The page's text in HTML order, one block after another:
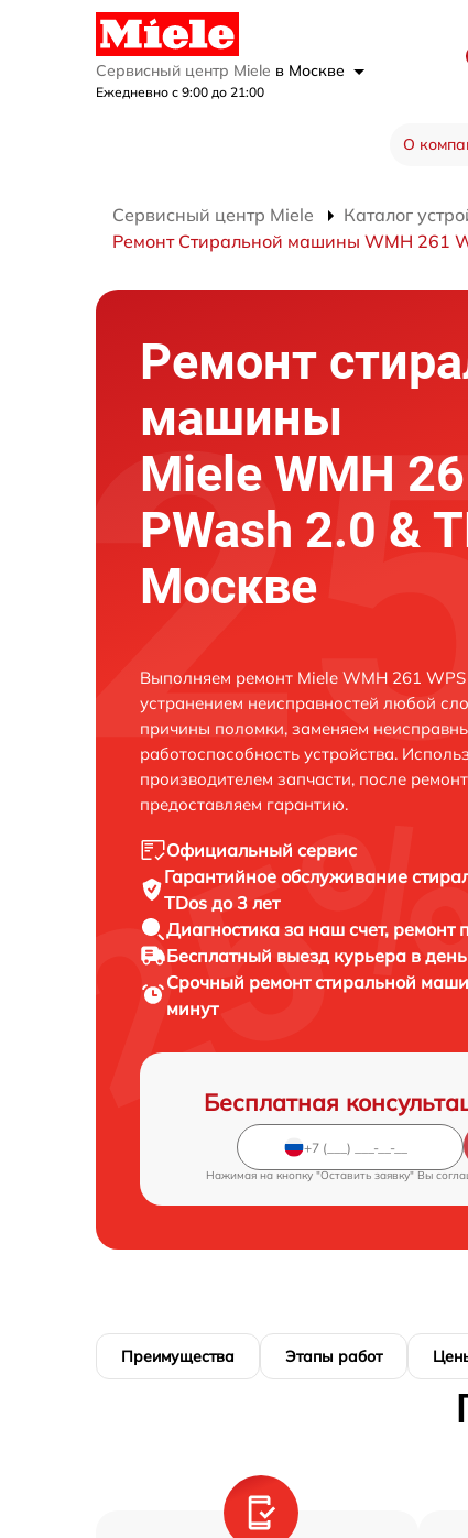
Сервисный центр Miele в Москве
Ежедневно с 9:00 до 21:00
О
Сервисный центр Miele Каталог
Ремонт Стиральной машины WMH 261
Ремонт
машины
Miele WMH
PWash 2.0 &
Москве
Выполняем ремонт Miele WMH 261
устранением неисправностей любой
причины поломки, заменяем
работоспособность устройства.
производителем запчасти, после
предоставляем гарантию.
Официальный сервис
Гарантийное обслуживание
TDos до 3 лет
Диагностика за наш счет, ремонт
Бесплатный выезд курьера в
Срочный ремонтстиральной
минут
Бесплатная
Нажимая на кнопку "Оставить заявку" Вы
Преимущества Этапы работ